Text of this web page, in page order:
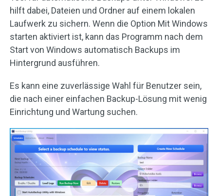
hilft dabei, Dateien und Ordner auf einem lokalen
Laufwerk zu sichern. Wenn die Option Mit Windows
starten aktiviert ist, kann das Programm nach dem
Start von Windows automatisch Backups im
Hintergrund ausführen.
Es kann eine zuverlässige Wahl für Benutzer sein,
die nach einer einfachen Backup-Lösung mit wenig
Einrichtung und Wartung suchen.